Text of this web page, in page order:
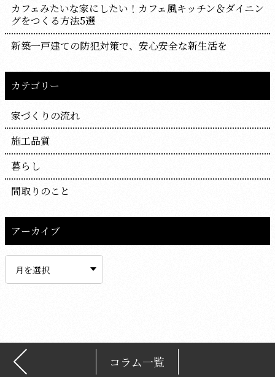
カフェみたいな家にしたい！カフェ風キッチン＆ダイニン
グをつくる方法5選
新築一戸建ての防犯対策で、安心安全な新生活を
カテゴリー
家づくりの流れ
施工品質
暮らし
間取りのこと
アーカイブ
イ
コラム一覧